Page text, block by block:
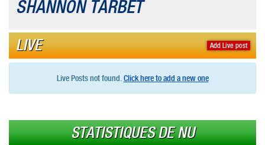
SHANNON TARBET
Add Live post
LIVE
Live Posts not found. Click here to add a new one
STATISTIQUES DE NU